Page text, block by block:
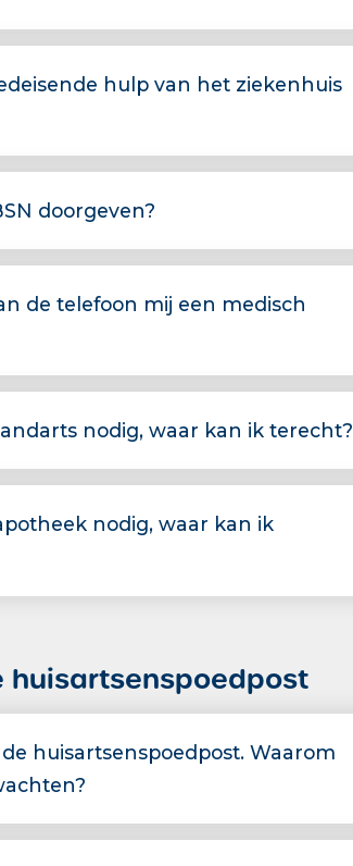
hulp van het ziekenhuis
doorgeven?
de telefoon mij een medisch
nodig, waar kan ik terecht?
nodig, waar kan ik
huisartsenspoedpost
huisartsenspoedpost. Waarom